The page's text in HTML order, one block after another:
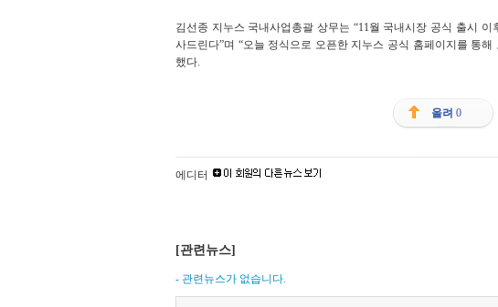
김선종 지누스 국내사업총괄 상무는 “11월 국내시장 공식 출시
사드린다”며 “오늘 정식으로 오픈한 지누스 공식 홈페이지를 통
했다.
올려 0
에디터
[관련뉴스]
- 관련뉴스가 없습니다.